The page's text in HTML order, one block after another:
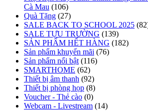
Cà Mau (106)
Quà Tặng (27)
SALE BACK TO SCHOOL 2025
SALE TỰU TRƯỜNG (139)
SẢN PHẨM HẾT HÀNG (182)
Sản phẩm khuyến mãi (76)
Sản phẩm nổi bật (116)
SMARTHOME (62)
Thiết bị âm thanh (92)
Thiết bị phòng họp (8)
Voucher - Thẻ cào (0)
Webcam - Livestream (14)